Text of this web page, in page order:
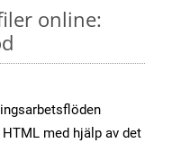
online:
med hjälp av det